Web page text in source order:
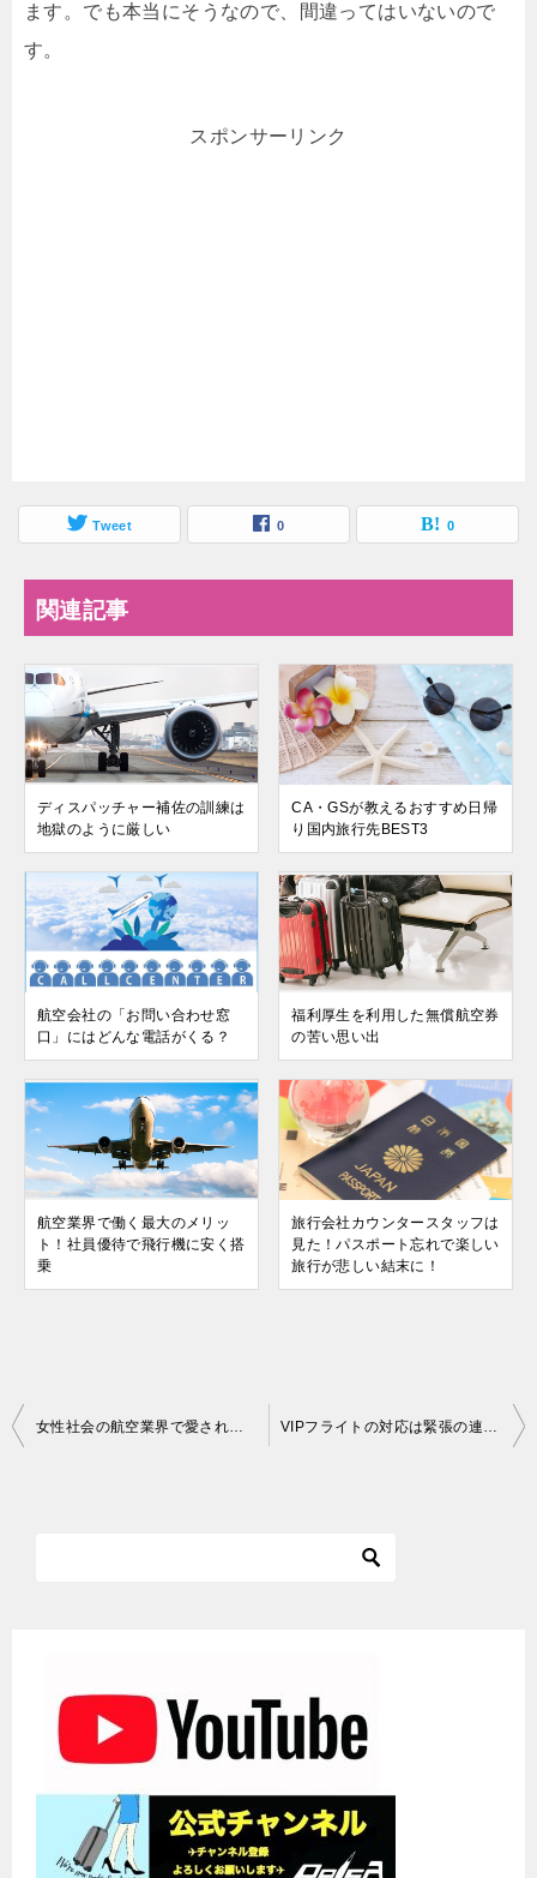
ます。でも本当にそうなので、間違ってはいないので
す。
スポンサーリンク
Tweet 0 0
関連記事
ディスパッチャー補佐の訓練は
地獄のように厳しい
CA・GSが教えるおすすめ日帰
り国内旅行先BEST3
航空会社の「お問い合わせ窓
口」にはどんな電話がくる？
福利厚生を利用した無償航空券
の苦い思い出
航空業界で働く最大のメリッ
ト！社員優待で飛行機に安く搭
乗
旅行会社カウンタースタッフは
見た！パスポート忘れで楽しい
旅行が悲しい結末に！
投
女性社会の航空業界で愛される後輩になるには VIPフライトの対応は緊張の連続／航空業界スタッフ体験談